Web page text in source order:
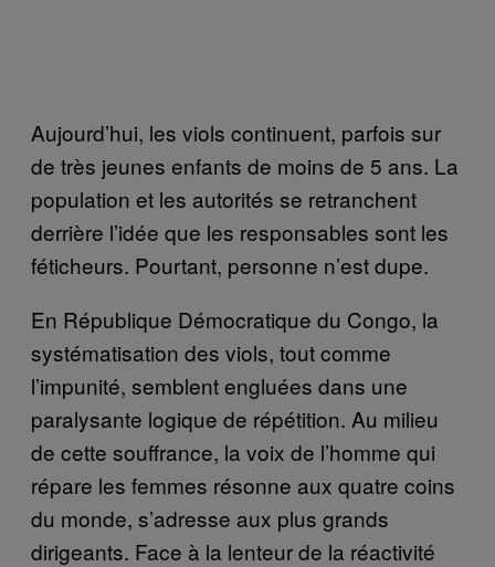
Aujourd’hui, les viols continuent, parfois sur
de très jeunes enfants de moins de 5 ans. La
population et les autorités se retranchent
derrière l’idée que les responsables sont les
féticheurs. Pourtant, personne n’est dupe.
En République Démocratique du Congo, la
systématisation des viols, tout comme
l’impunité, semblent engluées dans une
paralysante logique de répétition. Au milieu
de cette souffrance, la voix de l’homme qui
répare les femmes résonne aux quatre coins
du monde, s’adresse aux plus grands
dirigeants. Face à la lenteur de la réactivité